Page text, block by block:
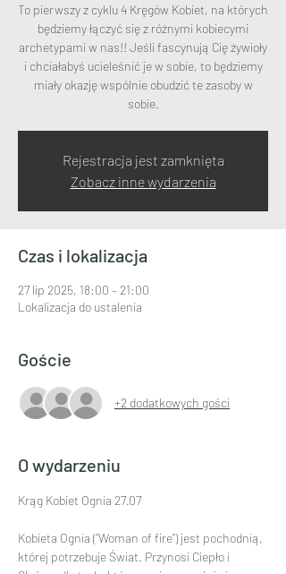
To pierwszy z cyklu 4 Kręgów Kobiet, na których
będziemy łączyć się z różnymi kobiecymi
archetypami w nas!! Jeśli fascynują Cię żywioły
i chciałabyś ucieleśnić je w sobie, to będziemy
miały okazję wspólnie obudzić te zasoby w
sobie.
Rejestracja jest zamknięta
Zobacz inne wydarzenia
Czas i lokalizacja
27 lip 2025, 18:00 – 21:00
Lokalizacja do ustalenia
Goście
+2 dodatkowych gości
O wydarzeniu
Krąg Kobiet Ognia 27.07
Kobieta Ognia (“Woman of fire”) jest pochodnią,
której potrzebuje Świat. Przynosi Ciepło i